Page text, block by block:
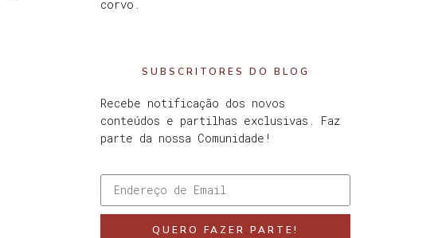
corvo.
SUBSCRITORES DO BLOG
Recebe notificação dos novos
conteúdos e partilhas exclusivas. Faz
parte da nossa Comunidade!
QUERO FAZER PARTE!